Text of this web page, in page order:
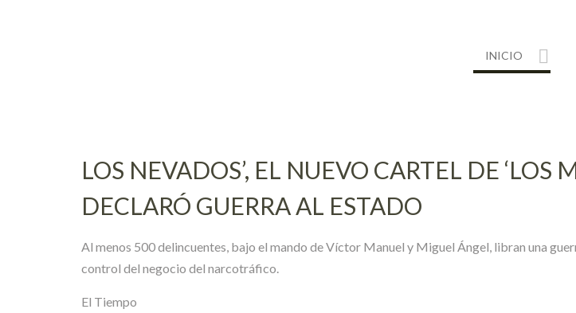
INICIO
LOS NEVADOS’, EL NUEVO CARTEL DE
DECLARÓ GUERRA AL ESTADO
Al menos 500 delincuentes, bajo el mando de Víctor Manuel y Miguel Ángel, libran una
control del negocio del narcotráfico.
El Tiempo